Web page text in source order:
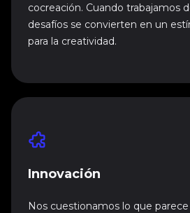
cocreación. Cuando trabajamos
desafíos se convierten en un
para la creatividad.
Innovación
Nos cuestionamos lo que